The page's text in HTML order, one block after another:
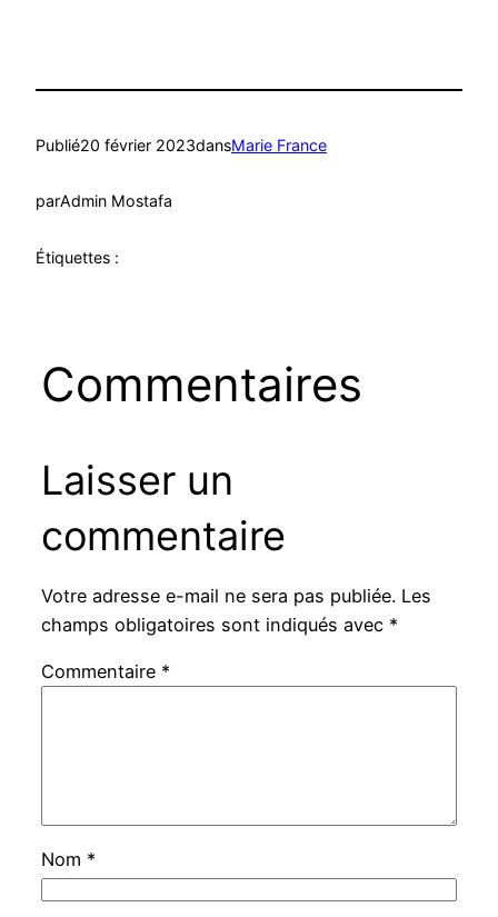
Publié20 février 2023dansMarie France
parAdmin Mostafa
Étiquettes :
Commentaires
Laisser un
commentaire
Votre adresse e-mail ne sera pas publiée. Les
champs obligatoires sont indiqués avec *
Commentaire *
Nom *